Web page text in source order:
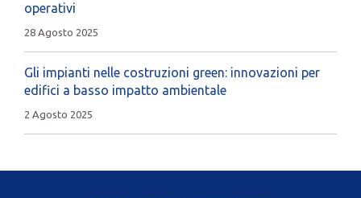
operativi
28 Agosto 2025
Gli impianti nelle costruzioni green: innovazioni per
edifici a basso impatto ambientale
2 Agosto 2025